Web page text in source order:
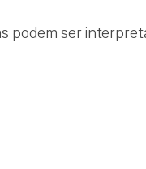
ser